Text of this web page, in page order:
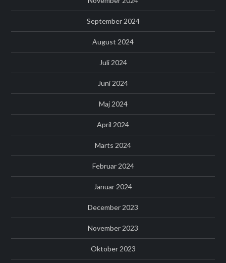
September 2024
August 2024
Juli 2024
Juni 2024
Maj 2024
April 2024
Marts 2024
Februar 2024
Januar 2024
December 2023
November 2023
Oktober 2023